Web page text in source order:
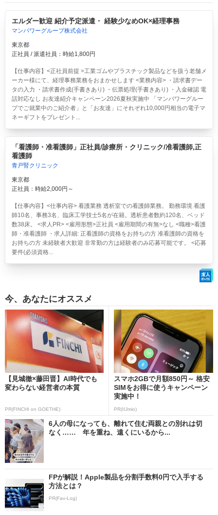
エルダー歓迎 紹介予定派遣・ 経験少なめOK×経理事務
マンパワーグループ株式会社
東京都
正社員 / 派遣社員：時給1,800円
【仕事内容】<正社員前提 >工業ゴムやプラスチック製品などを扱う老舗メ
ーカー様にて、経理事務業務をおまかせします <業務内容> ・請求書デー
タの入力 ・請求書作成(手書きあり) ・伝票処理(手書きあり) ・入金確認 電
話対応なし お友達紹介キャンペーン2026夏秋実施中 「マンパワーグルー
プでご就業中のご紹介者」と「お友達」にそれぞれ10,000円相当の電子マ
ネーギフトをプレゼント...
「看護師・准看護師」正社員/診療所・クリニック/准看護師,正
看護師
青戸腎クリニック
東京都
正社員：時給2,000円～
【仕事内容】<仕事内容> 看護業務 透析室での看護師業務。 勤務環境 看護
師10名、事務3名、臨床工学技士5名が在籍。透析患者数約120名、ベッド
数38床。 <求人PR> <雇用形態>正社員 <雇用期間の有無>なし <職種>看護
師・准看護師 ・求人詳細: 正看護師の資格をお持ちの方 准看護師の資格を
お持ちの方 未経験者大歓迎 非常勤の方は経験者のみ応募可能です。 <応募
要件(必須資格...
今、あなたにオススメ
【見城徹×藤田晋】AI時代でも
変わらない経営者の本質
PR(FINCHI on GOETHE)
スマホ2GBで月額850円～ 格安
SIMをお得に使うキャンペーン
実施中！
PR(IIJmio)
6人の母になっても、離れて住む両親との別れは切
なく…… 年を重ね、遠くにいるから...
FPが解説！Apple製品を分割手数料0円で入手する
方法とは？
PR(Fav-Log)